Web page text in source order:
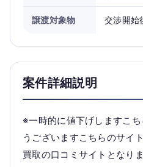
譲渡対象物 交渉開始
案件詳細説明
※一時的に値下げしますこ
うございますこちらのサイ
買取の口コミサイトとなり